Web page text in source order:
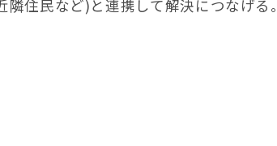
住民など)と連携して解決につなげる。